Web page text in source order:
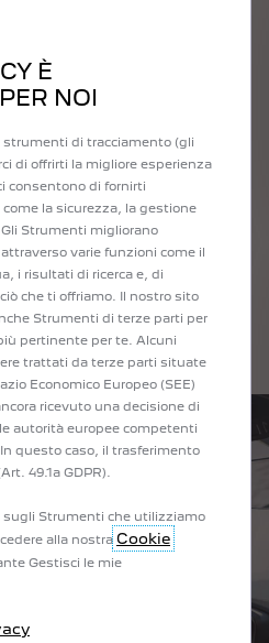
OFFERTE
A
LEASYS
È
NOI
strumenti di tracciamento (gli
di offrirti la migliore esperienza
consentono di fornirti
la sicurezza, la gestione
Strumenti migliorano
varie funzioni come il
i risultati di ricerca e, di
che ti offriamo. Il nostro sito
Strumenti di terze parti per
pertinente per te. Alcuni
trattati da terze parti situate
Economico Europeo (SEE)
ricevuto una decisione di
autorità europee competenti
questo caso, il trasferimento
49.1a GDPR).
sugli Strumenti che utilizziamo
alla nostra Cookie
Gestisci le mie